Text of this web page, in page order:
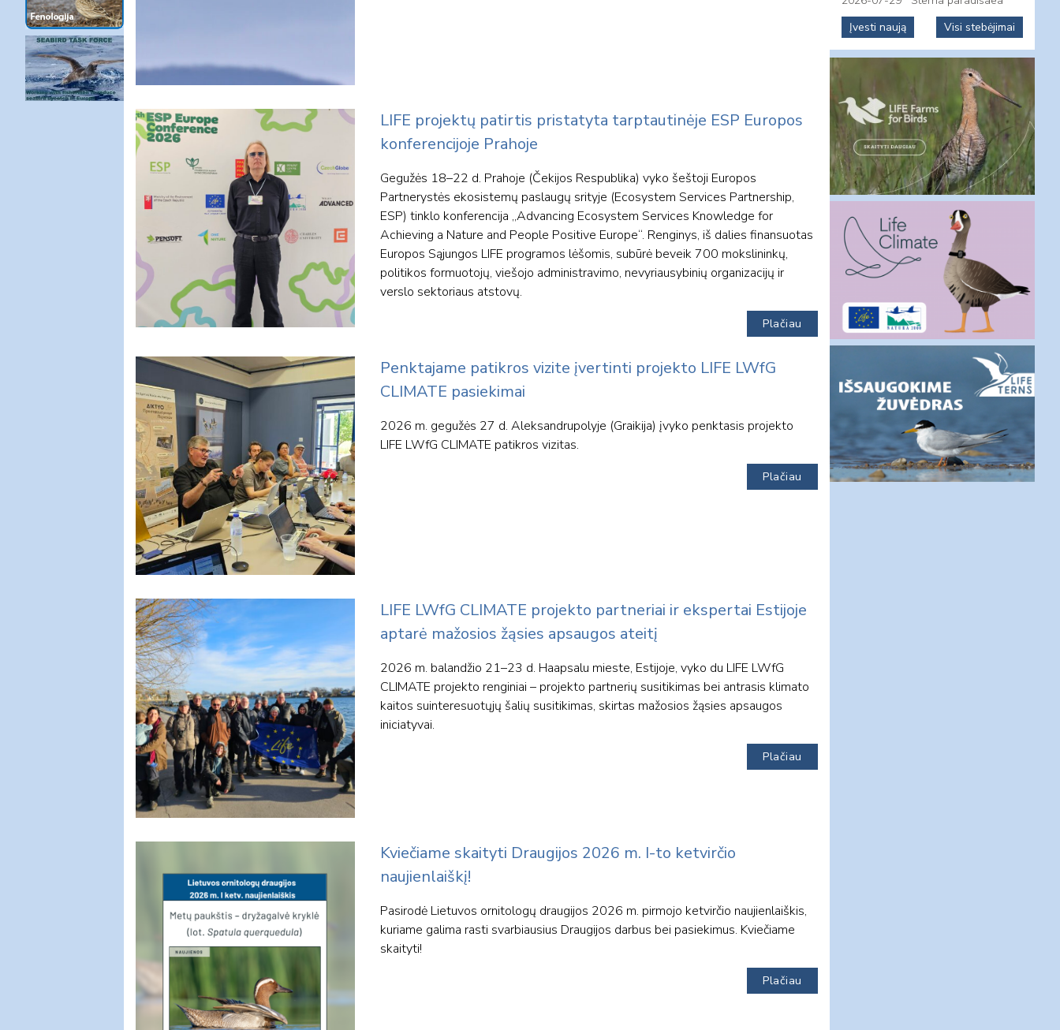
LIFE projektų patirtis pristatyta tarptautinėje ESP Europos
konferencijoje Prahoje
Gegužės 18–22 d. Prahoje (Čekijos Respublika) vyko šeštoji Europos
Partnerystės ekosistemų paslaugų srityje (Ecosystem Services Partnership,
ESP) tinklo konferencija „Advancing Ecosystem Services Knowledge for
Achieving a Nature and People Positive Europe“. Renginys, iš dalies finansuotas
Europos Sąjungos LIFE programos lėšomis, subūrė beveik 700 mokslininkų,
politikos formuotojų, viešojo administravimo, nevyriausybinių organizacijų ir
verslo sektoriaus atstovų.
Plačiau
Penktajame patikros vizite įvertinti projekto LIFE LWfG
CLIMATE pasiekimai
2026 m. gegužės 27 d. Aleksandrupolyje (Graikija) įvyko penktasis projekto
LIFE LWfG CLIMATE patikros vizitas.
Plačiau
LIFE LWfG CLIMATE projekto partneriai ir ekspertai Estijoje
aptarė mažosios žąsies apsaugos ateitį
2026 m. balandžio 21–23 d. Haapsalu mieste, Estijoje, vyko du LIFE LWfG
CLIMATE projekto renginiai – projekto partnerių susitikimas bei antrasis klimato
kaitos suinteresuotųjų šalių susitikimas, skirtas mažosios žąsies apsaugos
iniciatyvai.
Plačiau
Kviečiame skaityti Draugijos 2026 m. I-to ketvirčio
naujienlaiškį!
Pasirodė Lietuvos ornitologų draugijos 2026 m. pirmojo ketvirčio naujienlaiškis,
kuriame galima rasti svarbiausius Draugijos darbus bei pasiekimus. Kviečiame
skaityti!
Plačiau
Įvesti naują
Visi stebėjimai